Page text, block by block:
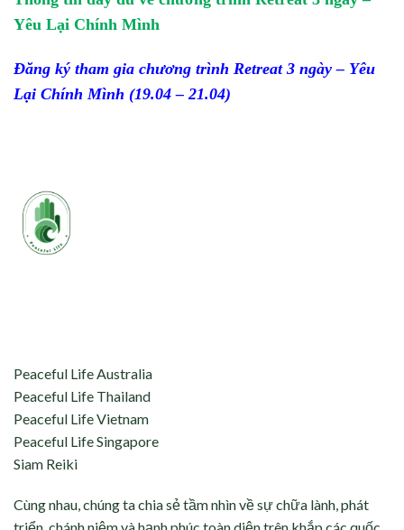
Yêu Lại Chính Mình
Đăng ký tham gia chương trình Retreat 3 ngày – Yêu
Lại Chính Mình (19.04 – 21.04)
Peaceful Life Australia
Peaceful Life Thailand
Peaceful Life Vietnam
Peaceful Life Singapore
Siam Reiki
Cùng nhau, chúng ta chia sẻ tầm nhìn về sự chữa lành, phát